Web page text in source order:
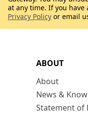
ABOUT
About
News &
Statement of
at any time. If you have
Privacy Policy or email